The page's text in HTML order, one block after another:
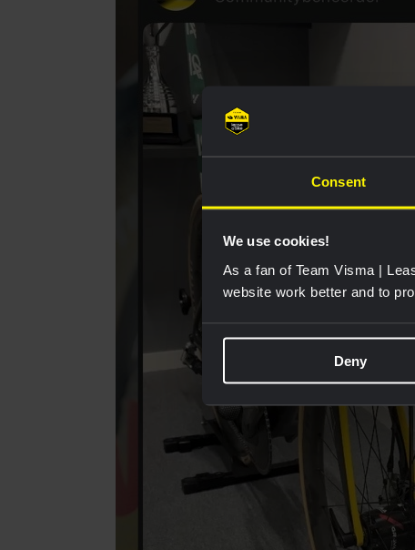
Consent
We use cookies!
As a fan of Team Visma |
website work better and to
Deny